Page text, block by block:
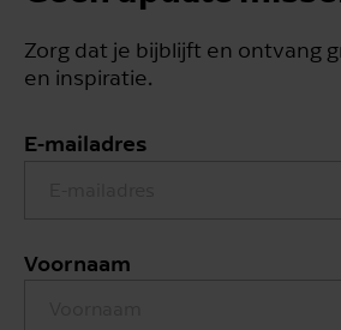
Zorg dat je bijblijft en ontvang
en inspiratie.
E-mailadres
Voornaam